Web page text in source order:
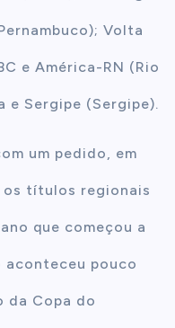
Volta
e América-RN (Rio
e Sergipe (Sergipe).
um pedido, em
os títulos regionais
que começou a
aconteceu pouco
da Copa do